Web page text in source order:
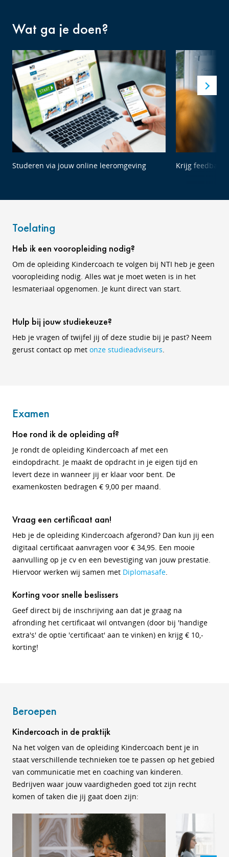
Wat ga je doen?
Studeren via jouw online leeromgeving Krijg feedback
Toelating
Heb ik een vooropleiding nodig?
Om de opleiding Kindercoach te volgen bij NTI heb je geen
vooropleiding nodig. Alles wat je moet weten is in het
lesmateriaal opgenomen. Je kunt direct van start.
Hulp bij jouw studiekeuze?
Heb je vragen of twijfel jij of deze studie bij je past? Neem
gerust contact op met onze studieadviseurs.
Examen
Hoe rond ik de opleiding af?
Je rondt de opleiding Kindercoach af met een
eindopdracht. Je maakt de opdracht in je eigen tijd en
levert deze in wanneer jij er klaar voor bent. De
examenkosten bedragen € 9,00 per maand.
Vraag een certificaat aan!
Heb je de opleiding Kindercoach afgerond? Dan kun jij een
digitaal certificaat aanvragen voor € 34,95. Een mooie
aanvulling op je cv en een bevestiging van jouw prestatie.
Hiervoor werken wij samen met Diplomasafe.
Korting voor snelle beslissers
Geef direct bij de inschrijving aan dat je graag na
afronding het certificaat wil ontvangen (door bij 'handige
extra's' de optie 'certificaat' aan te vinken) en krijg € 10,-
korting!
Beroepen
Kindercoach in de praktijk
Na het volgen van de opleiding Kindercoach bent je in
staat verschillende technieken toe te passen op het gebied
van communicatie met en coaching van kinderen.
Bedrijven waar jouw vaardigheden goed tot zijn recht
komen of taken die jij gaat doen zijn: